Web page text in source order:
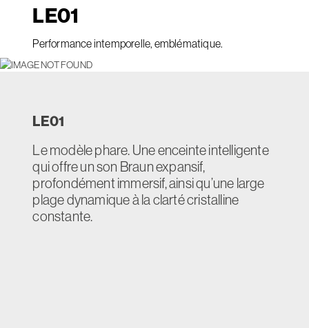
LE01
Performance intemporelle, emblématique.
LE01
Le modèle phare. Une enceinte intelligente
qui offre un son Braun expansif,
profondément immersif, ainsi qu’une large
plage dynamique à la clarté cristalline
constante.